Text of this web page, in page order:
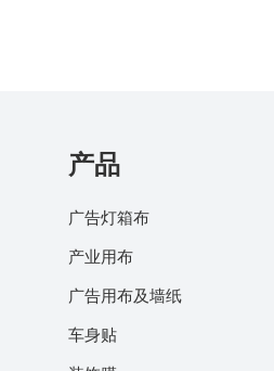
产品
广告灯箱布
产业用布
广告用布及墙纸
车身贴